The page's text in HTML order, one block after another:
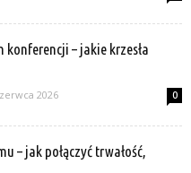
– jakie krzesła
2026 0
– jak połączyć trwałość,